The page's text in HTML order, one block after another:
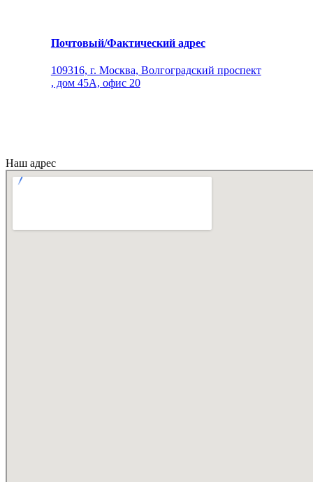
Почтовый/Фактический адрес
109316, г. Москва, Волгоградский проспект
, дом 45А, офис 20
Наш адрес